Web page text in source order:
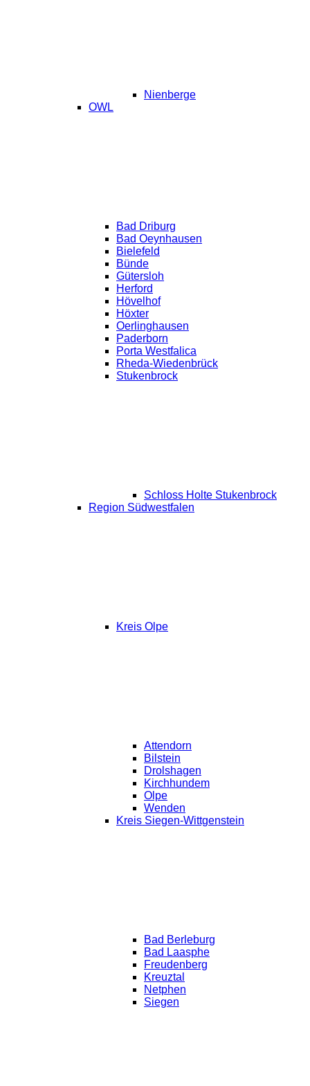
Nienberge
OWL
Bad Driburg
Bad Oeynhausen
Bielefeld
Bünde
Gütersloh
Herford
Hövelhof
Höxter
Oerlinghausen
Paderborn
Porta Westfalica
Rheda-Wiedenbrück
Stukenbrock
Schloss Holte Stukenbrock
Region Südwestfalen
Kreis Olpe
Attendorn
Bilstein
Drolshagen
Kirchhundem
Olpe
Wenden
Kreis Siegen-Wittgenstein
Bad Berleburg
Bad Laasphe
Freudenberg
Kreuztal
Netphen
Siegen